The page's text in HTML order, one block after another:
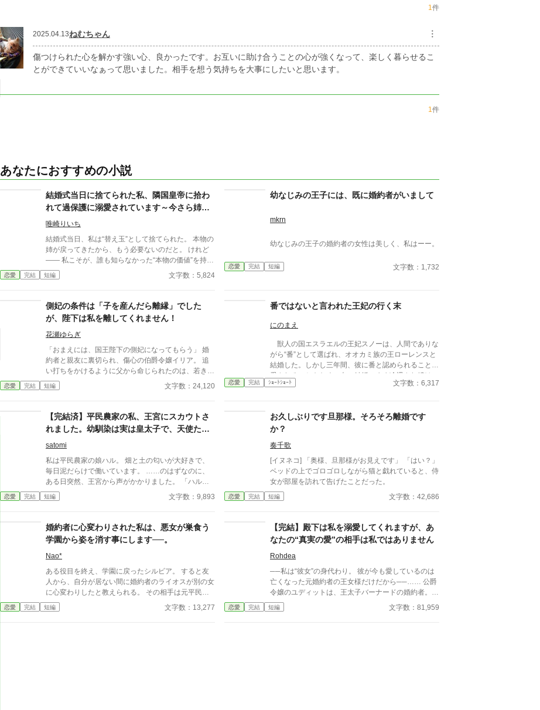
1件
2025.04.13ねむちゃん ︙
傷つけられた心を解かす強い心、良かったです。お互いに助け合うことの心が強くなって、楽しく暮らせるこ
とができていいなぁって思いました。相手を想う気持ちを大事にしたいと思います。
1件
あなたにおすすめの小説
結婚式当日に捨てられた私、隣国皇帝に拾わ
れて過保護に溺愛されています～今さら姉を
選んだ王子が後悔しても手遅れです～
唯崎りいち
結婚式当日、私は“替え玉”として捨てられた。 本物の
姉が戻ってきたから、もう必要ないのだと。 けれど
—— 私こそが、誰も知らなかった“本物の価値”を持っ
ていた。 世界でただ一人、すべてを癒す力。 そし
て、その価値を知るただ一人の人が、皇帝となって私
当に必要とされる場所へ辿り着く物語。
恋愛 完結 短編 文字数：5,824
幼なじみの王子には、既に婚約者がいまして
mkrn
幼なじみの王子の婚約者の女性は美しく、私はーー。
恋愛 完結 短編 文字数：1,732
側妃の条件は「子を産んだら離縁」でした
が、陛下は私を離してくれません！
花瀬ゆらぎ
「おまえには、国王陛下の側妃になってもらう」 婚
約者と親友に裏切られ、傷心の伯爵令嬢イリア。 追
い打ちをかけるように父から命じられたのは、若き国
王フェイランの側妃になることだった。 しかし、王
宮で待っていたのは、「世継ぎを産んだら離縁」とい
女からは蔑まれ、王妃からは「用が済んだら去れ」と
突き放される。 けれど、イリアは知ってしまう。 彼
が兄の死と誤解に苦しみ、誰よりも孤独の中にいるこ
とを──。 「私は、陛下の幸せを願っております。だ
から……離縁してください」 フェイランを想い、身
を引こうとしたイリア。 しかし、無関心だったはず
の陛下が、イリアを強く抱きしめて……！？ 「離縁
する気か？ 許さない。私の心を乱しておいて、逃
げられると思うな」 凍てついた王の心を溶かしたの
恋愛 完結 短編 文字数：24,120
番ではないと言われた王妃の行く末
にのまえ
獣人の国エスラエルの王妃スノーは、人間でありな
がら“番”として選ばれ、オオカミ族の王ローレンスと
結婚した。しかし三年間、彼に番と認められることも
愛されることもなく、白い結婚のまま冷遇され続け
る。 それでも王妃として国に尽くしてきたスノー
たスノーは離縁を決意し、国を去ろうとする。 し
かしその道中、レイアー嬢の実家の襲撃に遭い、スノ
魔法で多くの命を救う。 これでスノーの、人生は
終わりのはずだった。 だが次に目を覚ますと、ス
ノーは三年前の結婚式当日に戻っていた。何度死んで
も、何度拒絶しても、結婚式の誓いの瞬間へと戻され
る。 番から逃れようと、スノーは何度も死を選ぶ
が――。
恋愛 完結 ｼｮｰﾄｼｮｰﾄ 文字数：6,317
【完結済】平民農家の私、王宮にスカウトさ
れました。幼馴染は実は皇太子で、天使たち
に溺愛されています ～続・何があったのでし
satomi
私は平民農家の娘ハル。 畑と土の匂いが大好きで、
毎日泥だらけで働いています。 ……のはずなのに、
ある日突然、王宮から声がかかりました。 「ハル
嬢、王宮農地を見てほしい」 え？平民の私が王宮
に？ しかも案内してくれたのは、幼馴染のウォル
男。 その正体は── 「皇太子殿下です」 ……は？ さ
らに王宮では、 王妃様（ココ）にも陛下にも気に入
られ、 ウォルスの弟妹である“天使たち”に 「ハル姉
さま～！」と全力で懐かれてしまい、 気づけば王宮
内の農地の管理を任されることに。 平民の私が王族
に囲まれ、 皇太子の幼馴染として溺愛され、 天使た
ちと一緒に農業をする日々が始まりました。 農業
も、家族も、恋も、 全部“何かあったのでしょう”から
続く物語。
恋愛 完結 短編 文字数：9,893
お久しぶりです旦那様。そろそろ離婚です
か？
奏千歌
[イヌネコ] 「奥様、旦那様がお見えです」 「はい？」
ベッドの上でゴロゴロしながら猫と戯れていると、侍
女が部屋を訪れて告げたことだった。
恋愛 完結 短編 文字数：42,686
婚約者に心変わりされた私は、悪女が巣食う
学園から姿を消す事にします──。
Nao*
ある役目を終え、学園に戻ったシルビア。 すると友
人から、自分が居ない間に婚約者のライオスが別の女
に心変わりしたと教えられる。 その相手は元平民の
ナナリーで、可愛く可憐な彼女はライオスだけでなく
友人の婚約者や他の男達をも虜にして居るらしい。
恋愛 完結 短編 文字数：13,277
【完結】殿下は私を溺愛してくれますが、あ
なたの“真実の愛”の相手は私ではありません
Rohdea
──私は“彼女”の身代わり。 彼が今も愛しているのは
亡くなった元婚約者の王女様だけだから──…… 公爵
令嬢のユディットは、王太子バーナードの婚約者。
しかし、それは殿下の婚約者だった隣国の王女が亡く
なってしまい、 国内の令嬢の中から一番身分が高
恋愛 完結 短編 文字数：81,959